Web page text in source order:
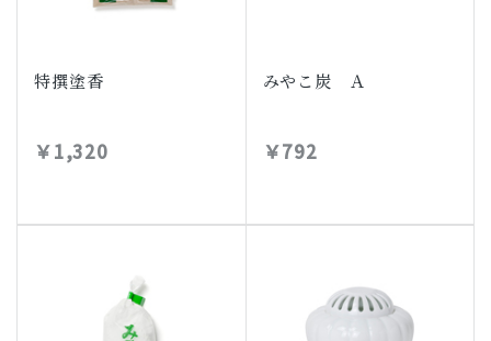
特撰塗香
￥1,320
みやこ炭 Ａ
￥792